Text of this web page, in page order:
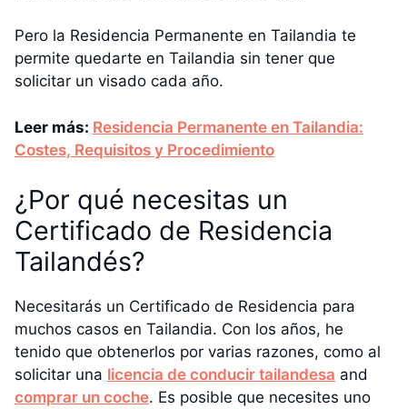
Pero la Residencia Permanente en Tailandia te
permite quedarte en Tailandia sin tener que
solicitar un visado cada año.
Leer más: Residencia Permanente en Tailandia:
Costes, Requisitos y Procedimiento
¿Por qué necesitas un
Certificado de Residencia
Tailandés?
Necesitarás un Certificado de Residencia para
muchos casos en Tailandia. Con los años, he
tenido que obtenerlos por varias razones, como al
solicitar una licencia de conducir tailandesa and
comprar un coche. Es posible que necesites uno